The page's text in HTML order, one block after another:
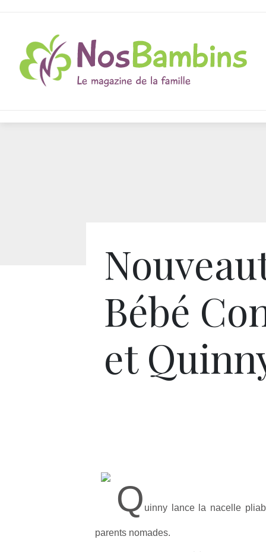
Bébé
et
Q uinny lance la nacelle
parents nomades.